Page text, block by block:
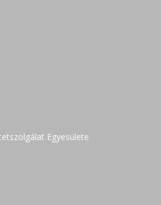
Egyesülete